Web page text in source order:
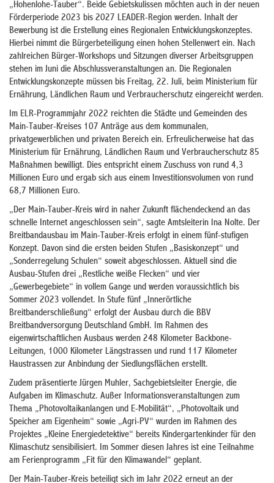
„Hohenlohe-Tauber“. Beide Gebietskulissen möchten auch in der neuen
Förderperiode 2023 bis 2027 LEADER-Region werden. Inhalt der
Bewerbung ist die Erstellung eines Regionalen Entwicklungskonzeptes.
Hierbei nimmt die Bürgerbeteiligung einen hohen Stellenwert ein. Nach
zahlreichen Bürger-Workshops und Sitzungen diverser Arbeitsgruppen
stehen im Juni die Abschlussveranstaltungen an. Die Regionalen
Entwicklungskonzepte müssen bis Freitag, 22. Juli, beim Ministerium für
Ernährung, Ländlichen Raum und Verbraucherschutz eingereicht werden.
Im ELR-Programmjahr 2022 reichten die Städte und Gemeinden des
Main-Tauber-Kreises 107 Anträge aus dem kommunalen,
privatgewerblichen und privaten Bereich ein. Erfreulicherweise hat das
Ministerium für Ernährung, Ländlichen Raum und Verbraucherschutz 85
Maßnahmen bewilligt. Dies entspricht einem Zuschuss von rund 4,3
Millionen Euro und ergab sich aus einem Investitionsvolumen von rund
68,7 Millionen Euro.
„Der Main-Tauber-Kreis wird in naher Zukunft flächendeckend an das
schnelle Internet angeschlossen sein“, sagte Amtsleiterin Ina Nolte. Der
Breitbandausbau im Main-Tauber-Kreis erfolgt in einem fünf-stufigen
Konzept. Davon sind die ersten beiden Stufen „Basiskonzept“ und
„Sonderregelung Schulen“ soweit abgeschlossen. Aktuell sind die
Ausbau-Stufen drei „Restliche weiße Flecken“ und vier
„Gewerbegebiete“ in vollem Gange und werden voraussichtlich bis
Sommer 2023 vollendet. In Stufe fünf „Innerörtliche
Breitbanderschließung“ erfolgt der Ausbau durch die BBV
Breitbandversorgung Deutschland GmbH. Im Rahmen des
eigenwirtschaftlichen Ausbaus werden 248 Kilometer Backbone-
Leitungen, 1000 Kilometer Längstrassen und rund 117 Kilometer
Haustrassen zur Anbindung der Siedlungsflächen erstellt.
Zudem präsentierte Jürgen Muhler, Sachgebietsleiter Energie, die
Aufgaben im Klimaschutz. Außer Informationsveranstaltungen zum
Thema „Photovoltaikanlangen und E-Mobilität“, „Photovoltaik und
Speicher am Eigenheim“ sowie „Agri-PV“ wurden im Rahmen des
Projektes „Kleine Energiedetektive“ bereits Kindergartenkinder für den
Klimaschutz sensibilisiert. Im Sommer diesen Jahres ist eine Teilnahme
am Ferienprogramm „Fit für den Klimawandel“ geplant.
Der Main-Tauber-Kreis beteiligt sich im Jahr 2022 erneut an der